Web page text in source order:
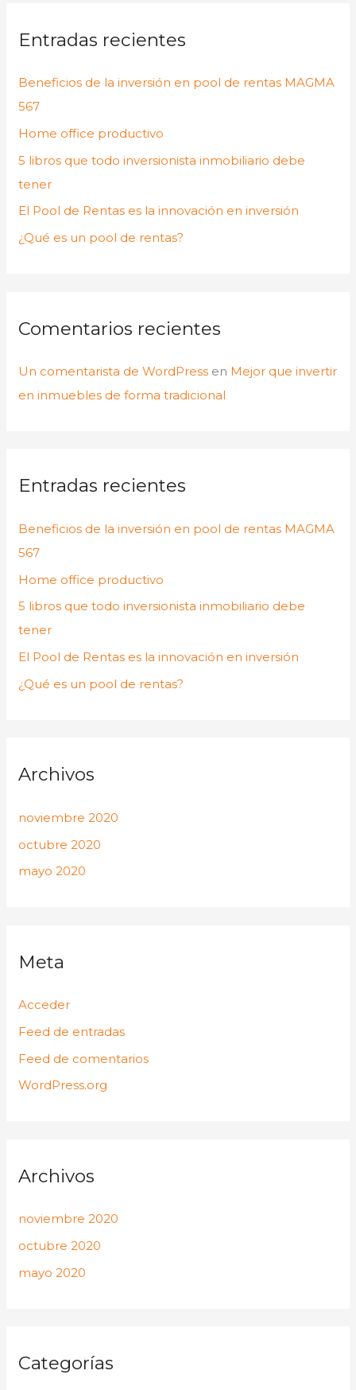
a
p
o
r
:
Entradas recientes
Beneficios de la inversión en pool de rentas MAGMA
567
Home office productivo
5 libros que todo inversionista inmobiliario debe
tener
El Pool de Rentas es la innovación en inversión
¿Qué es un pool de rentas?
Comentarios recientes
Un comentarista de WordPress en Mejor que invertir
en inmuebles de forma tradicional
Entradas recientes
Beneficios de la inversión en pool de rentas MAGMA
567
Home office productivo
5 libros que todo inversionista inmobiliario debe
tener
El Pool de Rentas es la innovación en inversión
¿Qué es un pool de rentas?
Archivos
noviembre 2020
octubre 2020
mayo 2020
Meta
Acceder
Feed de entradas
Feed de comentarios
WordPress.org
Archivos
noviembre 2020
octubre 2020
mayo 2020
Categorías